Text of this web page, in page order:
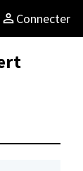
Connecter